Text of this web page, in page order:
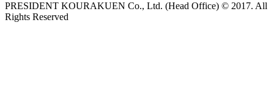
PRESIDENT KOURAKUEN Co., Ltd. (Head Office) © 2017. All
Rights Reserved